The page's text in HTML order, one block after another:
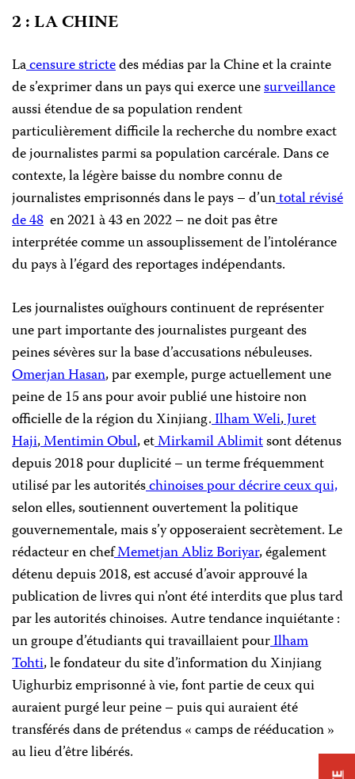
2 : LA CHINE
Lacensure strictedes médias par la Chine et la crainte
de s’exprimer dans un pays qui exerce unesurveillance
aussi étendue de sa population rendent
particulièrement difficile la recherche du nombre exact
de journalistes parmi sa population carcérale. Dans ce
contexte, la légère baisse du nombre connu de
journalistes emprisonnés dans le pays – d’untotal révisé
de 48 en 2021 à 43 en 2022 – ne doit pas être
interprétée comme un assouplissement de l’intolérance
du pays à l’égard des reportages indépendants.
Les journalistes ouïghours continuent de représenter
une part importante des journalistes purgeant des
peines sévères sur la base d’accusations nébuleuses.
Omerjan Hasan, par exemple, purge actuellement une
peine de 15 ans pour avoir publié une histoire non
officielle de la région du Xinjiang.Ilham Weli,Juret
Haji,Mentimin Obul, etMirkamil Ablimitsont détenus
depuis 2018 pour duplicité – un terme fréquemment
utilisé par les autoritéschinoises pour décrire ceux qui,
selon elles, soutiennent ouvertement la politique
gouvernementale, mais s’y opposeraient secrètement. Le
rédacteur en chefMemetjan Abliz Boriyar, également
détenu depuis 2018, est accusé d’avoir approuvé la
publication de livres qui n’ont été interdits que plus tard
par les autorités chinoises. Autre tendance inquiétante :
un groupe d’étudiants qui travaillaient pourIlham
Tohti, le fondateur du site d’information du Xinjiang
Uighurbiz emprisonné à vie, font partie de ceux qui
auraient purgé leur peine – puis qui auraient été
transférés dans de prétendus « camps de rééducation »
au lieu d’être libérés.